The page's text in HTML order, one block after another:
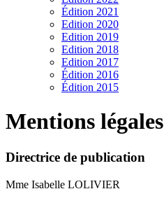
Édition 2021
Edition 2020
Edition 2019
Edition 2018
Edition 2017
Édition 2016
Édition 2015
Mentions légales
Directrice de publication
Mme Isabelle LOLIVIER